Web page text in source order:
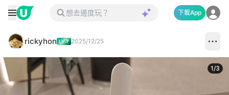
下載App
rickyhon 2025/12/25
1/3